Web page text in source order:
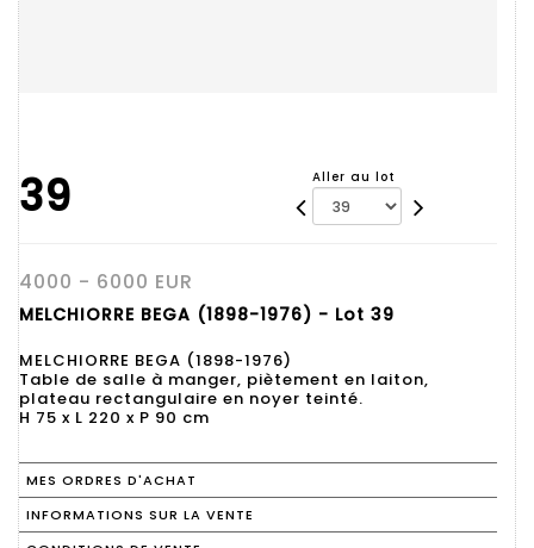
39 Aller au lot
4000 - 6000 EUR
MELCHIORRE BEGA (1898-1976) - Lot 39
MELCHIORRE BEGA (1898-1976)
Table de salle à manger, piètement en laiton,
plateau rectangulaire en noyer teinté.
H 75 x L 220 x P 90 cm
MES ORDRES D'ACHAT
INFORMATIONS SUR LA VENTE